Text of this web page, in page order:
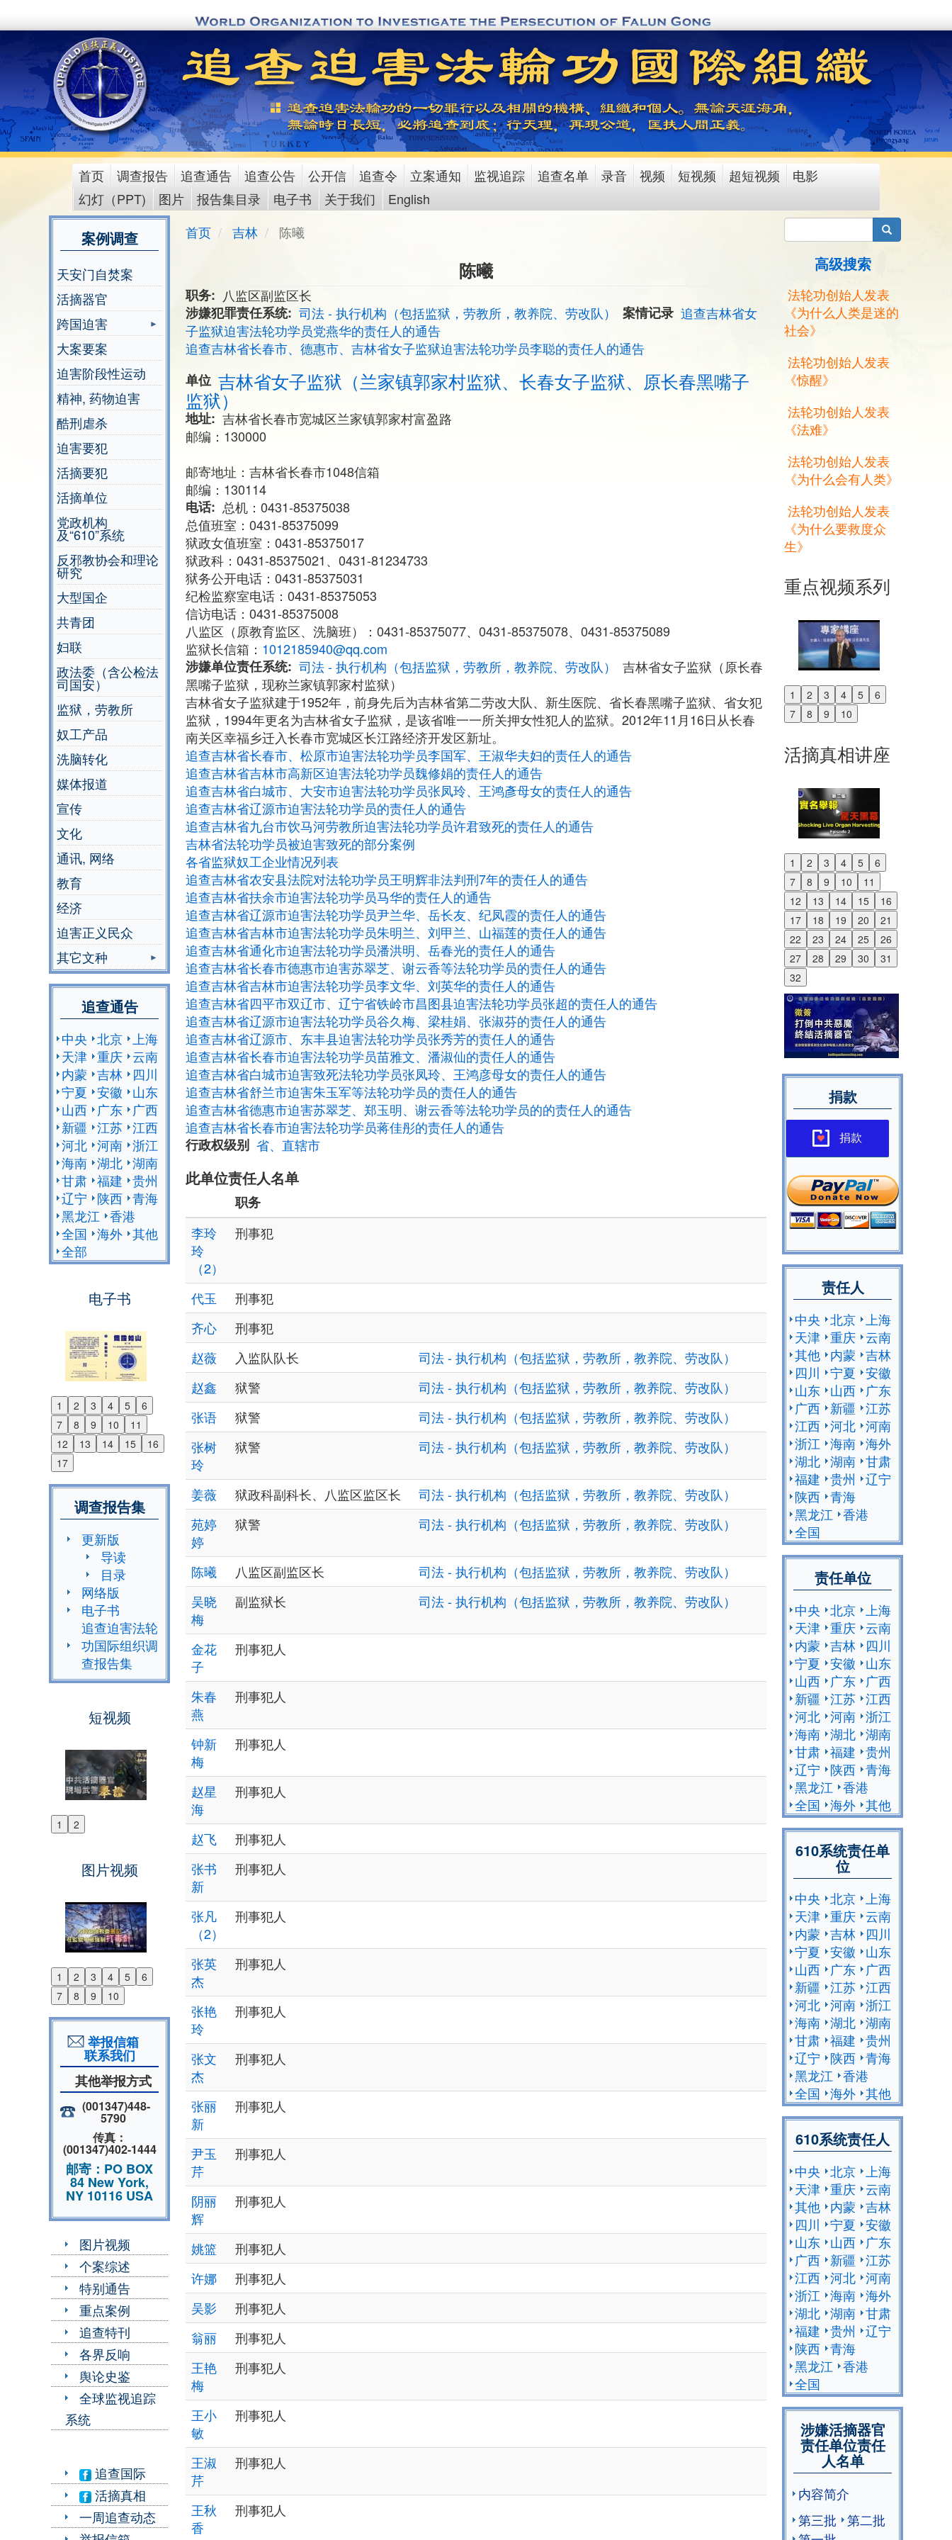
to
content
main
menu
首页 调查报告 追查通告 追查公告 公开信 追查令 立案通知 监视追踪 追查名单 录音 视频 短视频 超短视频
电影
幻灯（PPT)
图片 报告集目录 电子书 关于我们 English
案例调查
天安门自焚案
活摘器官
跨国迫害
大案要案
迫害阶段性运动
精神, 药物迫害
酷刑虐杀
迫害要犯
活摘要犯
活摘单位
党政机构
及“610”系统
反邪教协会和理论
研究
大型国企
共青团
妇联
政法委（含公检法
司国安）
监狱，劳教所
奴工产品
洗脑转化
媒体报道
宣传
文化
通讯, 网络
教育
经济
迫害正义民众
其它文种
追查通告
中央 北京 上海
天津 重庆 云南
内蒙 吉林
四川
宁夏 安徽
山东
山西
广东
广西
新疆 江苏 江西
河北 河南 浙江
海南 湖北 湖南
甘肃 福建 贵州
辽宁
陕西 青海
黑龙江 香港
全国 海外 其他
全部
电子书
1 2 3 4 5
6
7
8 9 10
11
12
13 14 15
16
17
Previous
Next
调查报告集
更新版
导读
目录
网络版
电子书
追查迫害法轮
功国际组织调
查报告集
短视频
1 2
Previous
图片视频
1 2 3 4 5
6
7
8 9 10
Previous
Next
举报信箱
联系我们
其他举报方式
(001347)448-
5790
传真：
(001347)402-1444
邮寄：PO BOX
84 New York,
NY 10116 USA
图片视频
个案综述
特别通告
重点案例
追查特刊
各界反响
舆论史鉴
全球监视追踪
系统
追查国际
活摘真相
一周追查动态
首页 吉林 陈曦
陈曦
职务
八监区副监区长
涉嫌犯罪责任系统
司法 - 执行机构（包括监狱，劳教所，教养院、劳改队） 案情记录 追查吉林省女
子监狱迫害法轮功学员党燕华的责任人的通告
追查吉林省长春市、德惠市、吉林省女子监狱迫害法轮功学员李聪的责任人的通告
单位 吉林省女子监狱（兰家镇郭家村监狱、长春女子监狱、原长春黑嘴子
监狱）
地址
吉林省长春市宽城区兰家镇郭家村富盈路
邮编：130000
邮寄地址：吉林省长春市1048信箱
邮编：130114
电话
总机：0431-85375038
总值班室：0431-85375099
狱政女值班室：0431-85375017
狱政科：0431-85375021、0431-81234733
狱务公开电话：0431-85375031
纪检监察室电话：0431-85375053
信访电话：0431-85375008
八监区（原教育监区、洗脑班）：0431-85375077、0431-85375078、0431-85375089
监狱长信箱： 1012185940@qq.com
涉嫌单位责任系统
司法 - 执行机构（包括监狱，劳教所，教养院、劳改队）
吉林省女子监狱（原长春
黑嘴子监狱，现称兰家镇郭家村监狱）
吉林省女子监狱建于1952年，前身先后为吉林省第二劳改大队、新生医院、省长春黑嘴子监狱、省女犯
监狱，1994年更名为吉林省女子监狱，是该省唯一一所关押女性犯人的监狱。2012年11月16日从长春
南关区幸福乡迁入长春市宽城区长江路经济开发区新址。
追查吉林省长春市、松原市迫害法轮功学员李国军、王淑华夫妇的责任人的通告
追查吉林省吉林市高新区迫害法轮功学员魏修娟的责任人的通告
追查吉林省白城市、大安市迫害法轮功学员张凤玲、王鸿彥母女的责任人的通告
追查吉林省辽源市迫害法轮功学员的责任人的通告
追查吉林省九台市饮马河劳教所迫害法轮功学员许君致死的责任人的通告
吉林省法轮功学员被迫害致死的部分案例
各省监狱奴工企业情况列表
追查吉林省农安县法院对法轮功学员王明辉非法判刑7年的责任人的通告
追查吉林省扶余市迫害法轮功学员马华的责任人的通告
追查吉林省辽源市迫害法轮功学员尹兰华、岳长友、纪凤霞的责任人的通告
追查吉林省吉林市迫害法轮功学员朱明兰、刘甲兰、山福莲的责任人的通告
追查吉林省通化市迫害法轮功学员潘洪明、岳春光的责任人的通告
追查吉林省长春市德惠市迫害苏翠芝、谢云香等法轮功学员的责任人的通告
追查吉林省吉林市迫害法轮功学员李文华、刘英华的责任人的通告
追查吉林省四平市双辽市、辽宁省铁岭市昌图县迫害法轮功学员张超的责任人的通告
追查吉林省辽源市迫害法轮功学员谷久梅、梁桂娟、张淑芬的责任人的通告
追查吉林省辽源市、东丰县迫害法轮功学员张秀芳的责任人的通告
追查吉林省长春市迫害法轮功学员苗雅文、潘淑仙的责任人的通告
追查吉林省白城市迫害致死法轮功学员张凤玲、王鸿彦母女的责任人的通告
追查吉林省舒兰市迫害朱玉军等法轮功学员的责任人的通告
追查吉林省德惠市迫害苏翠芝、郑玉明、谢云香等法轮功学员的的责任人的通告
追查吉林省长春市迫害法轮功学员蒋佳彤的责任人的通告
行政权级别 省、直辖市
此单位责任人名单
职务
李玲
玲
（2）
刑事犯
代玉
刑事犯
齐心
刑事犯
赵薇
入监队队长
司法 - 执行机构（包括监狱，劳教所，教养院、劳改队）
赵鑫
狱警
司法 - 执行机构（包括监狱，劳教所，教养院、劳改队）
张语
狱警
司法 - 执行机构（包括监狱，劳教所，教养院、劳改队）
张树
玲
狱警 司法 - 执行机构（包括监狱，劳教所，教养院、劳改队）
姜薇 狱政科副科长、八监区监区长
司法 - 执行机构（包括监狱，劳教所，教养院、劳改队）
苑婷
婷
狱警 司法 - 执行机构（包括监狱，劳教所，教养院、劳改队）
陈曦 八监区副监区长
司法 - 执行机构（包括监狱，劳教所，教养院、劳改队）
吴晓
梅
副监狱长 司法 - 执行机构（包括监狱，劳教所，教养院、劳改队）
金花
子
刑事犯人
朱春
燕
刑事犯人
钟新
梅
刑事犯人
赵星
海
刑事犯人
赵飞
刑事犯人
张书
新
刑事犯人
张凡
（2）
刑事犯人
张英
杰
刑事犯人
张艳
玲
刑事犯人
张文
杰
刑事犯人
张丽
新
刑事犯人
尹玉
芹
刑事犯人
阴丽
辉
刑事犯人
姚篮
刑事犯人
许娜
刑事犯人
吴影
刑事犯人
翁丽
刑事犯人
王艳
梅
刑事犯人
王小
敏
刑事犯人
王淑
芹
刑事犯人
王秋
香
刑事犯人
搜索
高级搜索
法轮功创始人发表
《为什么人类是迷的
社会》
法轮功创始人发表
《惊醒》
法轮功创始人发表
《法难》
法轮功创始人发表
《为什么会有人类》
法轮功创始人发表
《为什么要救度众
生》
重点视频系列
1 2 3 4 5
6
7
8 9 10
Previous
Next
活摘真相讲座
1 2 3 4 5
6
7
8 9 10
11
12
13 14 15
16
17
18 19 20
21
22
23 24 25
26
27
28 29 30
31
32
Previous
Next
捐款
捐款
责任人
中央 北京
上海
天津 重庆 云南
其他 内蒙 吉林
四川
宁夏 安徽
山东 山西
广东
广西 新疆 江苏
江西 河北 河南
浙江 海南 海外
湖北 湖南 甘肃
福建 贵州
辽宁
陕西 青海
黑龙江 香港
全国
责任单位
中央 北京
上海
天津 重庆 云南
内蒙 吉林
四川
宁夏 安徽
山东
山西
广东
广西
新疆 江苏 江西
河北 河南 浙江
海南 湖北 湖南
甘肃 福建 贵州
辽宁
陕西 青海
黑龙江 香港
全国 海外 其他
610系统责任单
位
中央 北京
上海
天津 重庆 云南
内蒙 吉林
四川
宁夏 安徽
山东
山西
广东
广西
新疆 江苏 江西
河北 河南 浙江
海南 湖北 湖南
甘肃 福建 贵州
辽宁
陕西 青海
黑龙江 香港
全国 海外 其他
610系统责任人
中央 北京
上海
天津 重庆 云南
其他 内蒙 吉林
四川
宁夏 安徽
山东 山西
广东
广西 新疆 江苏
江西 河北 河南
浙江 海南 海外
湖北 湖南 甘肃
福建 贵州
辽宁
陕西 青海
黑龙江 香港
全国
涉嫌活摘器官
责任单位责任
人名单
内容简介
第三批
第二批